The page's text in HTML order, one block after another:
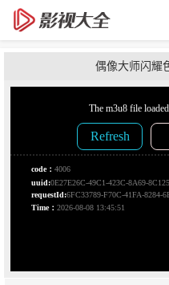
偶像大师闪耀